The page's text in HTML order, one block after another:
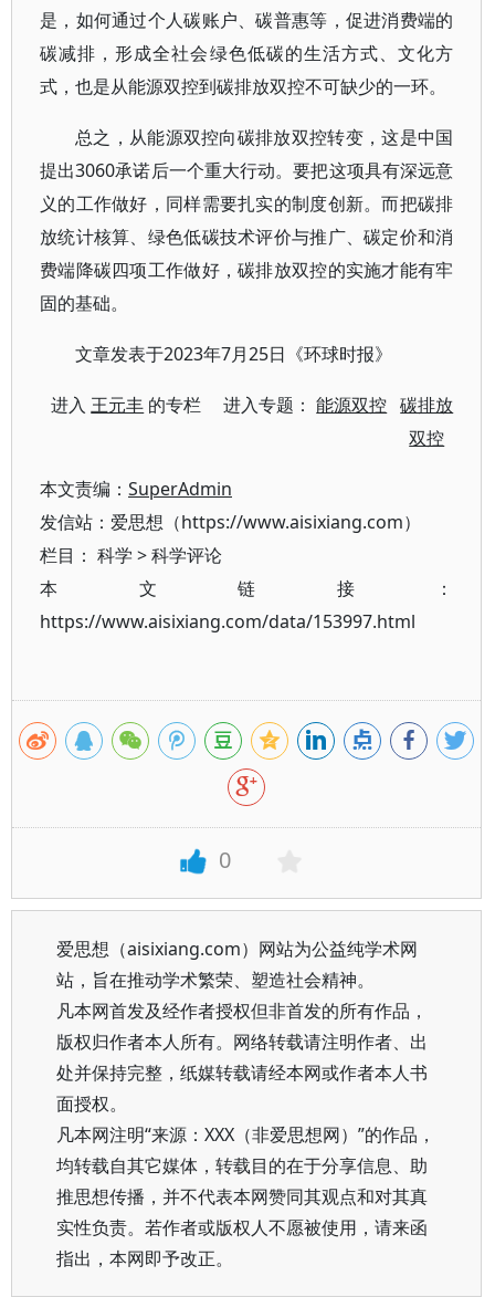
是，如何通过个人碳账户、碳普惠等，促进消费端的
碳减排，形成全社会绿色低碳的生活方式、文化方
式，也是从能源双控到碳排放双控不可缺少的一环。
总之，从能源双控向碳排放双控转变，这是中国
提出3060承诺后一个重大行动。要把这项具有深远意
义的工作做好，同样需要扎实的制度创新。而把碳排
放统计核算、绿色低碳技术评价与推广、碳定价和消
费端降碳四项工作做好，碳排放双控的实施才能有牢
固的基础。
文章发表于2023年7月25日《环球时报》
进入王元丰 的专栏 进入专题：能源双控 碳排放
双控
本文责编： SuperAdmin
发信站：爱思想（https://www.aisixiang.com）
栏目： 科学 >科学评论
本文链接：
https://www.aisixiang.com/data/153997.html
0
爱思想（aisixiang.com）网站为公益纯学术网
站，旨在推动学术繁荣、塑造社会精神。
凡本网首发及经作者授权但非首发的所有作品，
版权归作者本人所有。网络转载请注明作者、出
处并保持完整，纸媒转载请经本网或作者本人书
面授权。
凡本网注明“来源：XXX（非爱思想网）”的作品，
均转载自其它媒体，转载目的在于分享信息、助
推思想传播，并不代表本网赞同其观点和对其真
实性负责。若作者或版权人不愿被使用，请来函
指出，本网即予改正。